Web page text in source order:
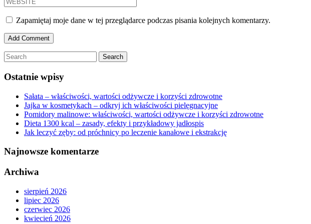
Zapamiętaj moje dane w tej przeglądarce podczas pisania kolejnych komentarzy.
Ostatnie wpisy
Sałata – właściwości, wartości odżywcze i korzyści zdrowotne
Jajka w kosmetykach – odkryj ich właściwości pielęgnacyjne
Pomidory malinowe: właściwości, wartości odżywcze i korzyści zdrowotne
Dieta 1300 kcal – zasady, efekty i przykładowy jadłospis
Jak leczyć zęby: od próchnicy po leczenie kanałowe i ekstrakcję
Najnowsze komentarze
Archiwa
sierpień 2026
lipiec 2026
czerwiec 2026
kwiecień 2026